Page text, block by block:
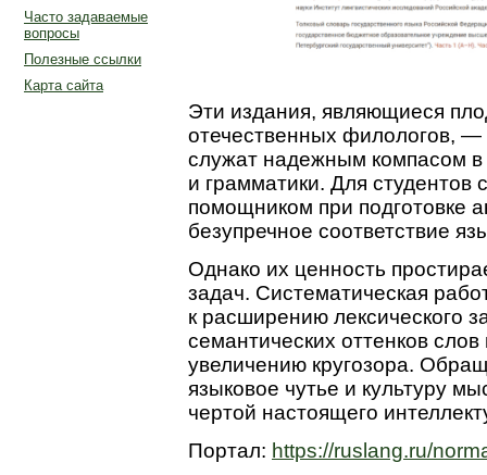
Часто задаваемые
вопросы
Полезные ссылки
Карта сайта
Эти издания, являющиеся
отечественных филологов,
служат надежным компасом
и грамматики. Для
помощником при подготовке
безупречное соответствие
Однако их ценность
задач. Систематическая
к расширению лексического
семантических оттенков
увеличению кругозора.
языковое чутье и культуру
чертой настоящего
Портал: https://ruslang.ru/